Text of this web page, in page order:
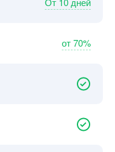
от 70%